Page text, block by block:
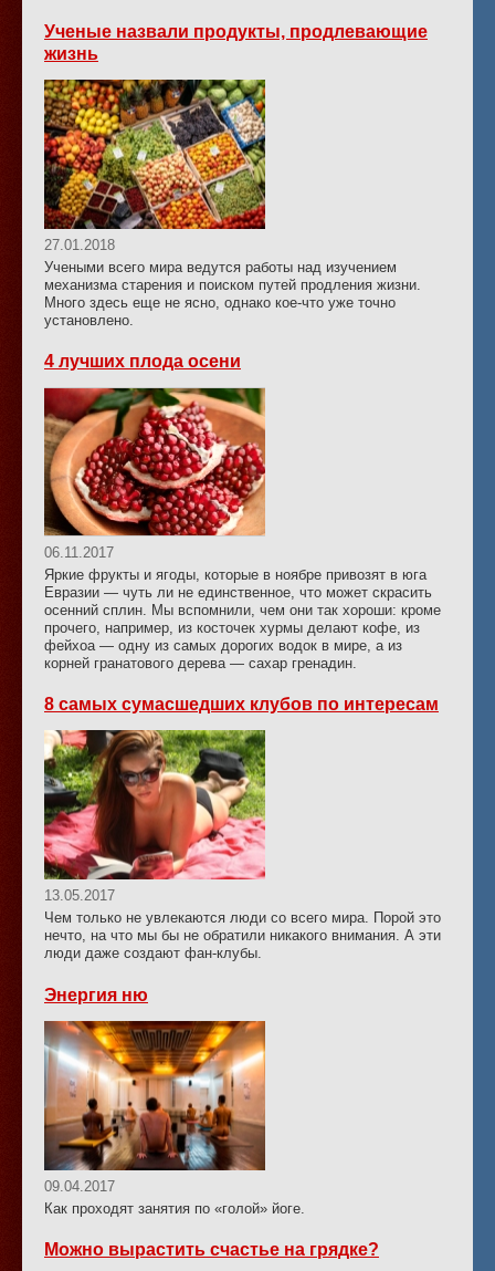
Ученые назвали продукты, продлевающие
жизнь
27.01.2018
Учеными всего мира ведутся работы над изучением
механизма старения и поиском путей продления жизни.
Много здесь еще не ясно, однако кое-что уже точно
установлено.
4 лучших плода осени
06.11.2017
Яркие фрукты и ягоды, которые в ноябре привозят в юга
Евразии — чуть ли не единственное, что может скрасить
осенний сплин. Мы вспомнили, чем они так хороши: кроме
прочего, например, из косточек хурмы делают кофе, из
фейхоа — одну из самых дорогих водок в мире, а из
корней гранатового дерева — сахар гренадин.
8 самых сумасшедших клубов по интересам
13.05.2017
Чем только не увлекаются люди со всего мира. Порой это
нечто, на что мы бы не обратили никакого внимания. А эти
люди даже создают фан-клубы.
Энергия ню
09.04.2017
Как проходят занятия по «голой» йоге.
Можно вырастить счастье на грядке?